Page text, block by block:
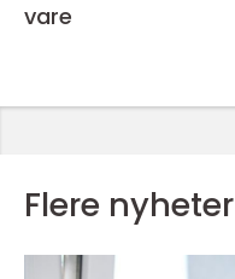
vare
Flere nyheter